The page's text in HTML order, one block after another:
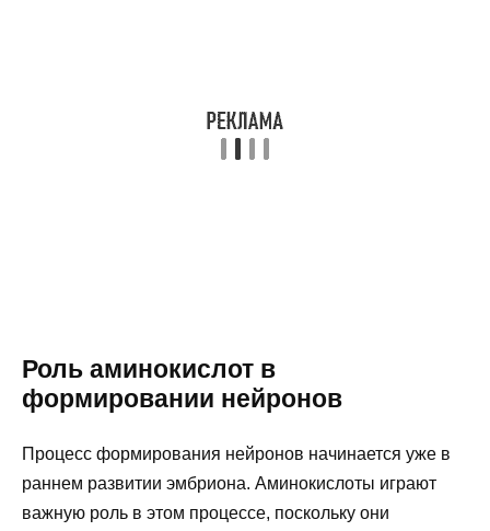
Роль аминокислот в
формировании нейронов
Процесс формирования нейронов начинается уже в
раннем развитии эмбриона. Аминокислоты играют
важную роль в этом процессе, поскольку они